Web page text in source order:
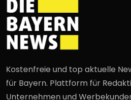
Kostenfreie und top aktuelle
für Bayern. Plattform für
Unternehmen und